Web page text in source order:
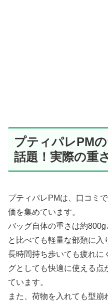
プティパレPM
話題！実際の重
プティパレPMは、口コミ
価を集めています。
バッグ自体の重さは約
と比べても軽量な部類に入
長時間持ち歩いても疲れに
グとしても快適に使える点
ています。
また、荷物を入れても型崩